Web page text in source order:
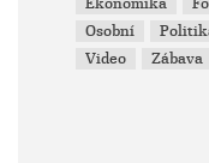
Osobní
Video
Zábava